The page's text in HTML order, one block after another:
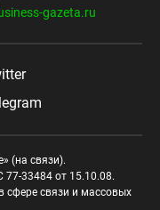
gazeta.ru
(на связи).
33484 от 15.10.08.
сфере связи и массовых